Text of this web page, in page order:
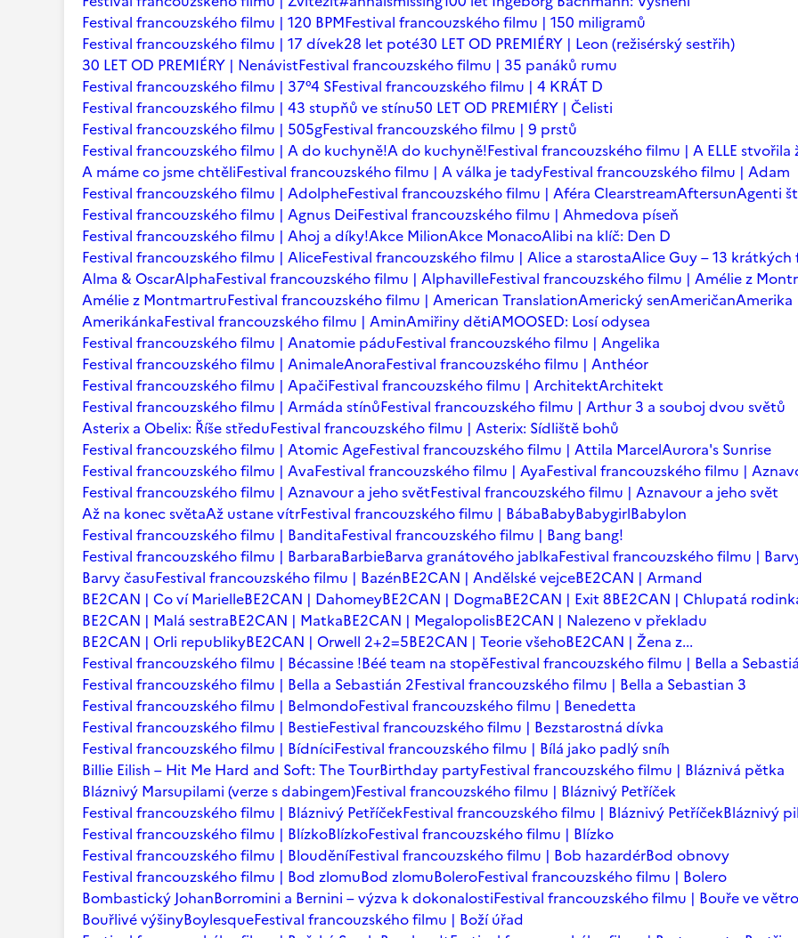
Festival francouzského filmu | 120 BPMFestival francouzského filmu | 150 miligramů
Festival francouzského filmu | 17 dívek28 let poté30 LET OD PREMIÉRY | Leon (režisérský sestřih)
30 LET OD PREMIÉRY | NenávistFestival francouzského filmu | 35 panáků rumu
Festival francouzského filmu | 37°4 SFestival francouzského filmu | 4 KRÁT D
Festival francouzského filmu | 43 stupňů ve stínu50 LET OD PREMIÉRY | Čelisti
Festival francouzského filmu | 505gFestival francouzského filmu | 9 prstů
Festival francouzského filmu | A do kuchyně!A do kuchyně!Festival francouzského filmu | A ELLE stvořila
A máme co jsme chtěliFestival francouzského filmu | A válka je tadyFestival francouzského filmu | Adam
Festival francouzského filmu | AdolpheFestival francouzského filmu | Aféra ClearstreamAftersunAgenti
Festival francouzského filmu | Agnus DeiFestival francouzského filmu | Ahmedova píseň
Festival francouzského filmu | Ahoj a díky!Akce MilionAkce MonacoAlibi na klíč: Den D
Festival francouzského filmu | AliceFestival francouzského filmu | Alice a starostaAlice Guy – 13 krátkých
Alma & OscarAlphaFestival francouzského filmu | AlphavilleFestival francouzského filmu | Amélie z
Amélie z MontmartruFestival francouzského filmu | American TranslationAmerický senAmeričanAmerika
AmerikánkaFestival francouzského filmu | AminAmiřiny dětiAMOOSED: Losí odysea
Festival francouzského filmu | Anatomie páduFestival francouzského filmu | Angelika
Festival francouzského filmu | AnimaleAnoraFestival francouzského filmu | Anthéor
Festival francouzského filmu | ApačiFestival francouzského filmu | ArchitektArchitekt
Festival francouzského filmu | Armáda stínůFestival francouzského filmu | Arthur 3 a souboj dvou světů
Asterix a Obelix: Říše středuFestival francouzského filmu | Asterix: Sídliště bohů
Festival francouzského filmu | Atomic AgeFestival francouzského filmu | Attila MarcelAurora's Sunrise
Festival francouzského filmu | AvaFestival francouzského filmu | AyaFestival francouzského filmu |
Festival francouzského filmu | Aznavour a jeho světFestival francouzského filmu | Aznavour a jeho svět
Až na konec světaAž ustane vítrFestival francouzského filmu | BábaBabyBabygirlBabylon
Festival francouzského filmu | BanditaFestival francouzského filmu | Bang bang!
Festival francouzského filmu | BarbaraBarbieBarva granátového jablkaFestival francouzského filmu |
Barvy časuFestival francouzského filmu | BazénBE2CAN | Andělské vejceBE2CAN | Armand
BE2CAN | Co ví MarielleBE2CAN | DahomeyBE2CAN | DogmaBE2CAN | Exit 8BE2CAN | Chlupatá
BE2CAN | Malá sestraBE2CAN | MatkaBE2CAN | MegalopolisBE2CAN | Nalezeno v překladu
BE2CAN | Orli republikyBE2CAN | Orwell 2+2=5BE2CAN | Teorie všehoBE2CAN | Žena z...
Festival francouzského filmu | Bécassine !Béé team na stopěFestival francouzského filmu | Bella a
Festival francouzského filmu | Bella a Sebastián 2Festival francouzského filmu | Bella a Sebastian 3
Festival francouzského filmu | BelmondoFestival francouzského filmu | Benedetta
Festival francouzského filmu | BestieFestival francouzského filmu | Bezstarostná dívka
Festival francouzského filmu | BídníciFestival francouzského filmu | Bílá jako padlý sníh
Billie Eilish – Hit Me Hard and Soft: The TourBirthday partyFestival francouzského filmu | Bláznivá pětka
Bláznivý Marsupilami (verze s dabingem)Festival francouzského filmu | Bláznivý Petříček
Festival francouzského filmu | Bláznivý PetříčekFestival francouzského filmu | Bláznivý PetříčekBláznivý
Festival francouzského filmu | BlízkoBlízkoFestival francouzského filmu | Blízko
Festival francouzského filmu | BlouděníFestival francouzského filmu | Bob hazardérBod obnovy
Festival francouzského filmu | Bod zlomuBod zlomuBoleroFestival francouzského filmu | Bolero
Bombastický JohanBorromini a Bernini – výzva k dokonalostiFestival francouzského filmu | Bouře ve
Bouřlivé výšinyBoylesqueFestival francouzského filmu | Boží úřad